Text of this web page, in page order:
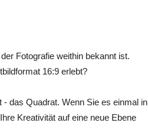
Fotografie weithin bekannt ist.
16:9 erlebt?
das Quadrat. Wenn Sie es einmal in
Kreativität auf eine neue Ebene